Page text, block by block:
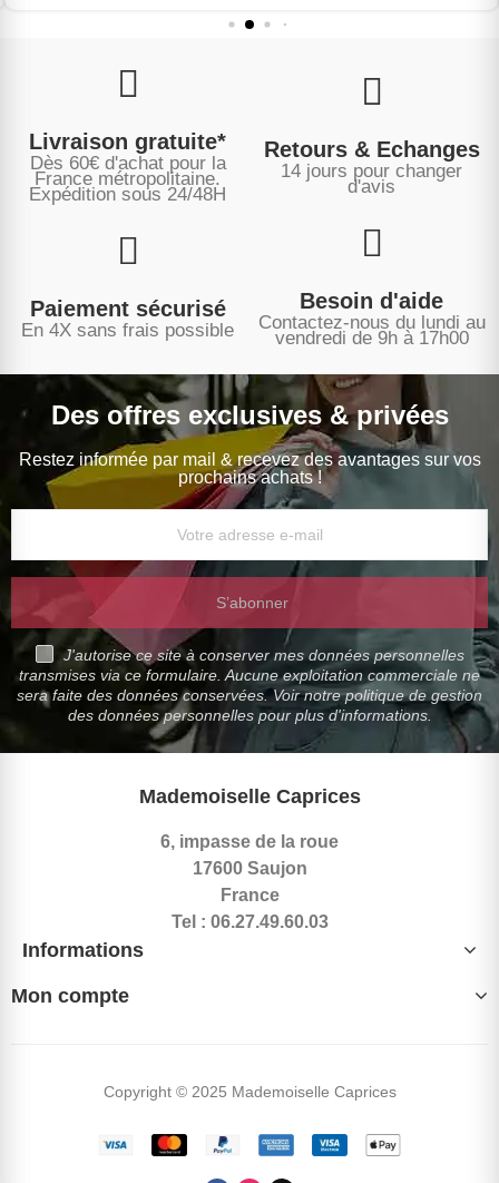
Livraison gratuite*
Dès 60€ d'achat pour la
France métropolitaine.
Expédition sous 24/48H
Retours & Echanges
14 jours pour changer
d'avis
Paiement sécurisé
En 4X sans frais possible
Besoin d'aide
Contactez-nous du lundi au
vendredi de 9h à 17h00
Des offres exclusives & privées
Restez informée par mail & recevez des avantages sur vos
prochains achats !
S’abonner
J'autorise ce site à conserver mes données personnelles
transmises via ce formulaire. Aucune exploitation commerciale ne
sera faite des données conservées. Voir notre politique de gestion
des données personnelles pour plus d'informations.
Mademoiselle Caprices
6, impasse de la roue
17600 Saujon
France
Tel : 06.27.49.60.03
Informations
Mon compte
Copyright © 2025 Mademoiselle Caprices